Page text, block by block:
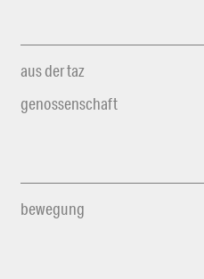
aus der taz
genossenschaft
bewegung